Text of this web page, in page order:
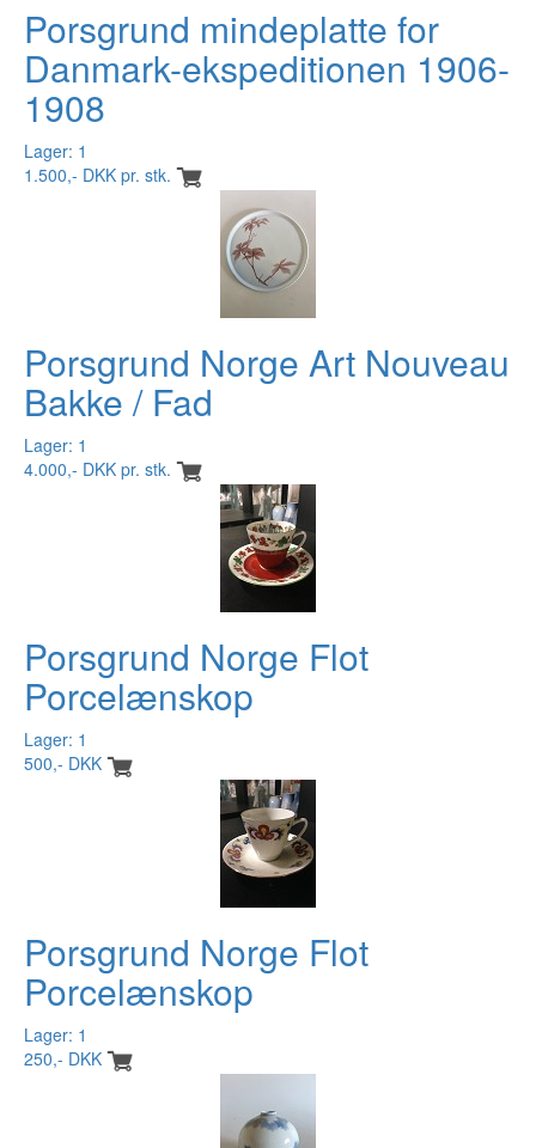
Porsgrund mindeplatte for
Danmark-ekspeditionen 1906-
1908
Lager: 1
1.500,- DKK pr. stk.
Porsgrund Norge Art Nouveau
Bakke / Fad
Lager: 1
4.000,- DKK pr. stk.
Porsgrund Norge Flot
Porcelænskop
Lager: 1
500,- DKK
Porsgrund Norge Flot
Porcelænskop
Lager: 1
250,- DKK